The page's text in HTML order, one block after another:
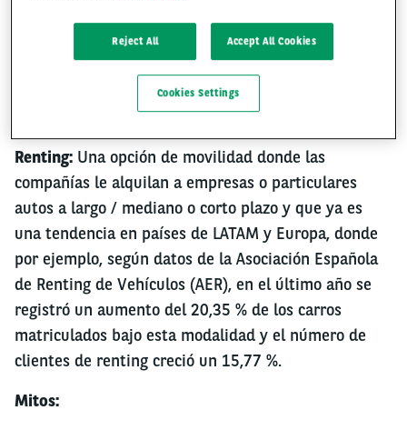
Mitos sobre el renting en
Renting: Una opción de movilidad donde las
compañías le alquilan a empresas o particulares
autos a largo / mediano o corto plazo y que ya es
una tendencia en países de LATAM y Europa, donde
por ejemplo, según datos de la Asociación Española
de Renting de Vehículos (AER), en el último año se
registró un aumento del 20,35 % de los carros
matriculados bajo esta modalidad y el número de
clientes de renting creció un 15,77 %.
Mitos:
Reject All Accept All Cookies
Cookies Settings